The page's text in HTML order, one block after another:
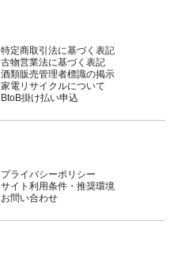
特定商取引法に基づく表記
古物営業法に基づく表記
酒類販売管理者標識の掲示
家電リサイクルについて
BtoB掛け払い申込
プライバシーポリシー
サイト利用条件・推奨環境
お問い合わせ